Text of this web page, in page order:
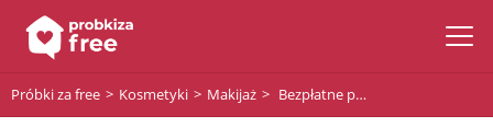
Próbki za free Kosmetyki Makijaż Bezpłatne próbki Maybelline - The Colossal Volum’ Express